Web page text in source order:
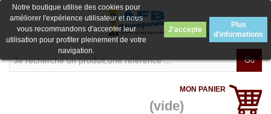
Go
MON PANIER
(vide)
Notre boutique utilise des cookies pour
améliorer l'expérience utilisateur et nous
vous recommandons d'accepter leur
utilisation pour profiter pleinement de votre
navigation.
J'accepte
Plus
d'informations